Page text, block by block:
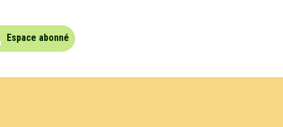
Espace abonné